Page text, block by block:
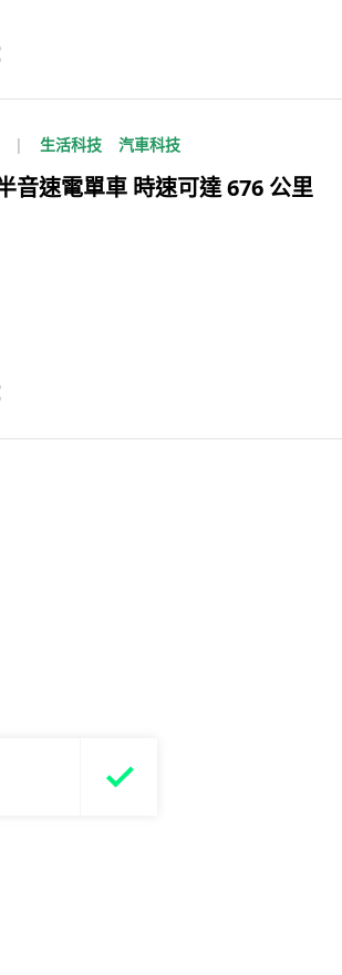
生活科技 汽車科技
音速電單車 時速可達 676 公里